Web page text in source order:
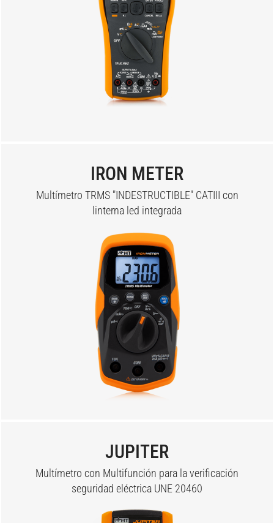
IRON METER
Multímetro TRMS "INDESTRUCTIBLE" CATIII con
linterna led integrada
JUPITER
Multímetro con Multifunción para la verificación
seguridad eléctrica UNE 20460